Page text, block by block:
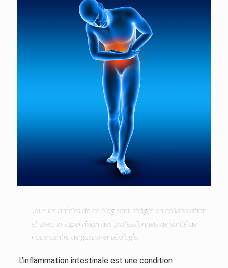
Tous les articles de ce blog sont rédigés en collaboration
et avec la supervision des professionnels de santé de
notre centre de gastro-entérologie.
L’inflammation intestinale est une condition